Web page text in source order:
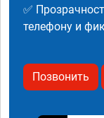
✅
телефону и
Позвонить